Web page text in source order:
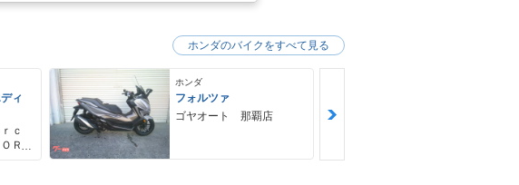
ィ
ｃ
Ｒ
ホンダ
フォルツァ
ゴヤオート 那覇店
ホンダのバイクをすべて見る